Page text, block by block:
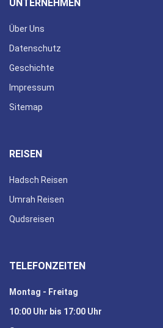
UNTERNEHMEN
Über Uns
Datenschutz
Geschichte
Impressum
Sitemap
REISEN
Hadsch Reisen
Umrah Reisen
Qudsreisen
TELEFONZEITEN
Montag - Freitag
10:00 Uhr bis 17:00 Uhr